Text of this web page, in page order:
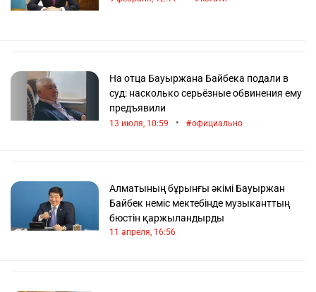
На отца Бауыржана Байбека подали в
суд: насколько серьёзные обвинения ему
предъявили
13 июля, 10:59 • официально
Алматының бұрынғы әкімі Бауыржан
Байбек неміс мектебінде музыканттың
бюстін қаржыландырды
11 апреля, 16:56